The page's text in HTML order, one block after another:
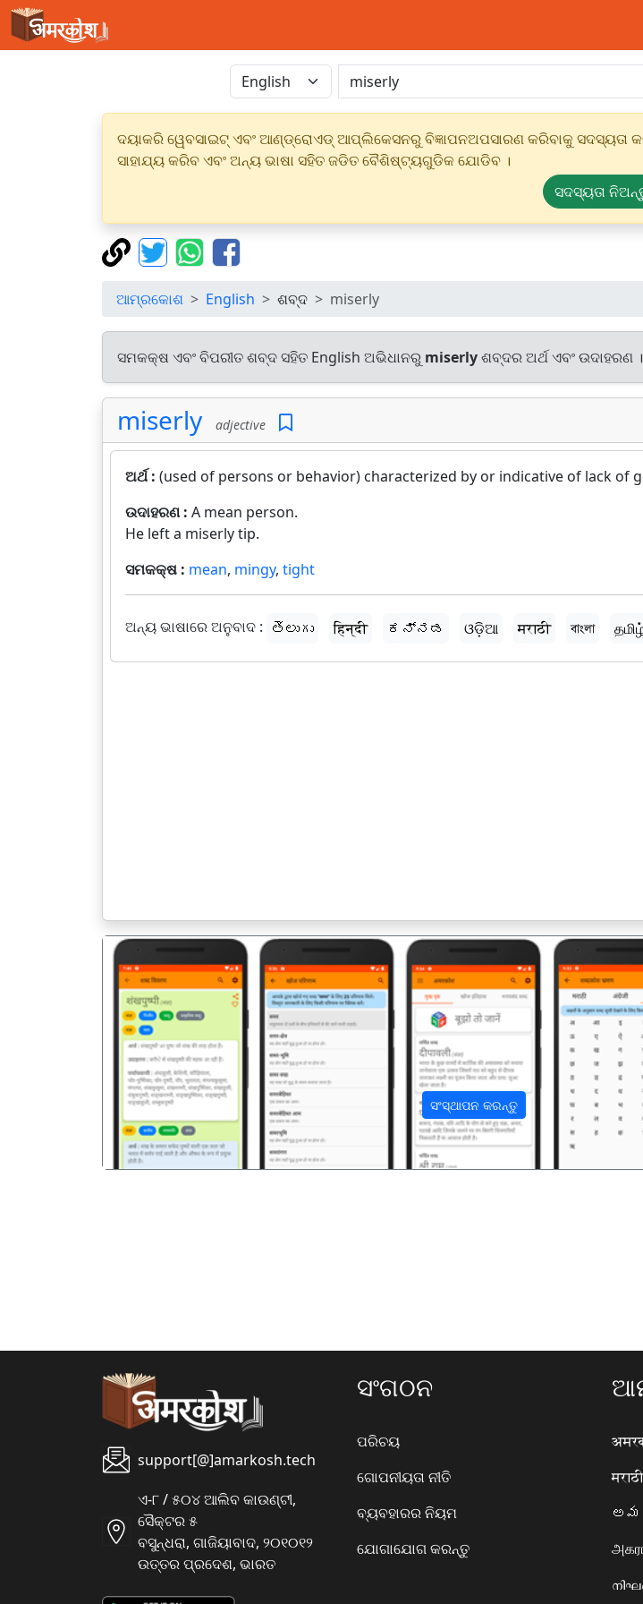
ଦୟାକରି ୱେବସାଇଟ୍ ଏବଂ ଆଣ୍ଡ୍ରୋଏଡ୍ ଆପ୍ଲିକେସନରୁ ବିଜ୍ଞାପନଅପସାରଣ କରିବାକୁ ସଦସ୍ୟତା
ସାହାଯ୍ୟ କରିବ ଏବଂ ଅନ୍ୟ ଭାଷା ସହିତ ଜଡିତ ବୈଶିଷ୍ଟ୍ୟଗୁଡିକ ଯୋଡିବ ।
ସଦସ୍ୟତା
ଆମ୍ରକୋଶ English ଶବ୍ଦ miserly
ସମକକ୍ଷ ଏବଂ ବିପରୀତ ଶବ୍ଦ ସହିତ English ଅଭିଧାନରୁ miserlyଶବ୍ଦର ଅର୍ଥ ଏବଂ ଉଦାହରଣ ।
miserly adjective
ଅର୍ଥ : (used of persons or behavior) characterized by or indicative of lack of
ଉଦାହରଣ : A mean person.
He left a miserly tip.
ସମକକ୍ଷ : mean, mingy, tight
ଅନ୍ୟ ଭାଷାରେ ଅନୁବାଦ : తెలుగు हिन्दी ಕನ್ನಡ ଓଡ଼ିଆ मराठी বাংলা
ସଂସ୍ଥାପନ କରନ୍ତୁ
पिछला
support[@]amarkosh.tech
ଏ-୮ / ୫୦୪ ଆଲିବ କାଉଣ୍ଟୀ,
ସୈକ୍ଟର ୫
ବସୁନ୍ଧରା, ଗାଜିୟାବାଦ, ୨୦୧୦୧୨
ଉତ୍ତର ପ୍ରଦେଶ, ଭାରତ
ସଂଗଠନ
ପରିଚୟ
ଗୋପନୀୟତା ନୀତି
ବ୍ୟବହାରର ନିୟମ
ଯୋଗାଯୋଗ କରନ୍ତୁ